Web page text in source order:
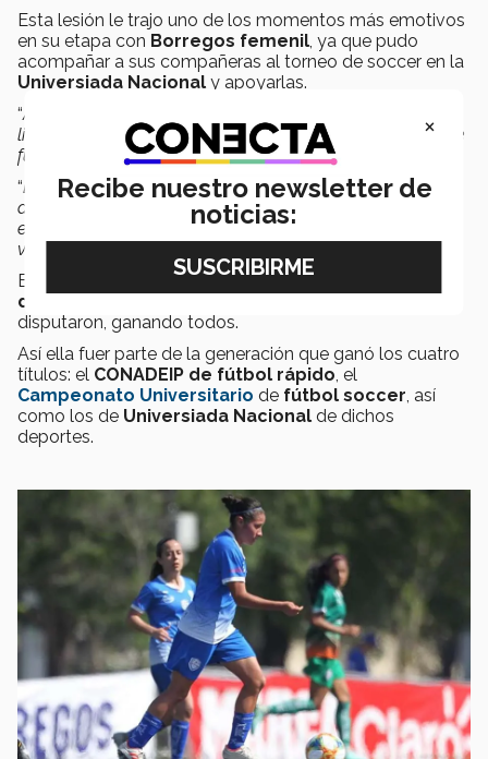
Esta lesión le trajo uno de los momentos más emotivos
en su etapa con Borregos femenil, ya que pudo
acompañar a sus compañeras al torneo de soccer en la
Universiada Nacional y apoyarlas.
“Aprender a estar fuera de la cancha, el aprender a
liderar a mis compañeras desde afuera, la verdad es que
fue un reto muy grande, por lesión mucho más
“El haber ganado ese torneo y tener la oportunidad de
apoyarlas, el Curu me dio la oportunidad de estar con el
equipo, creo que también marca algo importante en mi
vida, el aprender a hacerlo desde afuera
Este torneo se realizó en la Universidad Autónoma
de Ciudad Juárez
disputaron, ganando todos.
Así ella fuer parte de la generación que ganó los cuatro
títulos: el CONADEIP de fútbol rápido, el
Campeonato Universitario de fútbol soccer, así
como los de Universiada Nacional de dichos
deportes.
×
Recibe nuestro newsletter de
noticias: